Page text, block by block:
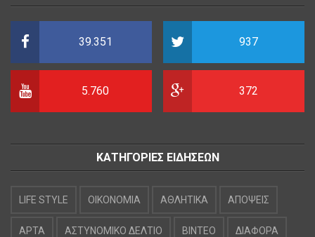
39.351 937
5.760 372
ΚΑΤΗΓΟΡΙΕΣ ΕΙΔΗΣΕΩΝ
LIFE STYLE OIKONOMIA ΑΘΛΗΤΙΚΑ ΑΠΟΨΕΙΣ
ΑΡΤΑ ΑΣΤΥΝΟΜΙΚΟ ΔΕΛΤΙΟ ΒΙΝΤΕΟ ΔΙΑΦΟΡΑ